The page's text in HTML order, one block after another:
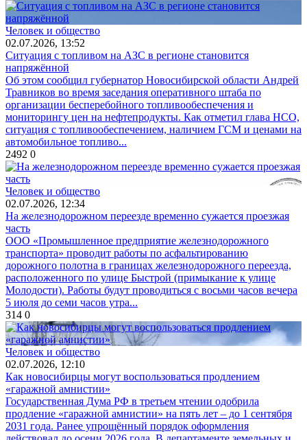
Человек и общество
02.07.2026, 13:52
Ситуация с топливом на АЗС в регионе становится
напряжённой
Об этом сообщил губернатор Новосибирской области Андрей
Травников во время заседания оперативного штаба по
организации бесперебойного топливообеспечения и
мониторингу цен на нефтепродукты. Как отметил глава НСО,
ситуация с топливообеспечением, наличием ГСМ и ценами на
автомобильное топливо...
2492 0
Человек и общество
02.07.2026, 12:34
На железнодорожном переезде временно сужается проезжая
часть
ООО «Промышленное предприятие железнодорожного
транспорта» проводит работы по асфальтированию
дорожного полотна в границах железнодорожного переезда,
расположенного по улице Быстрой (примыкание к улице
Молодости). Работы будут проводиться с восьми часов вечера
5 июля до семи часов утра...
314 0
Человек и общество
02.07.2026, 12:10
Как новосибирцы могут воспользоваться продлением
«гаражной амнистии»
Государственная Дума РФ в третьем чтении одобрила
продление «гаражной амнистии» на пять лет – до 1 сентября
2031 года. Ранее упрощённый порядок оформления